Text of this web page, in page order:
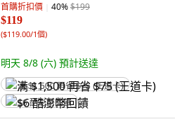
首購折扣價 40%$199
$119
($119.00/1個)
明天 8/8 (六) 預計送達
满 $1,500 再省 $75 (王道卡)
$6 酷澎幣回饋